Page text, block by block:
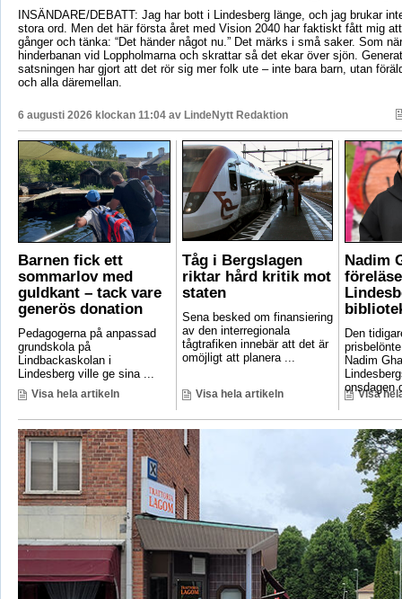
INSÄNDARE/DEBATT: Jag har bott i Lindesberg länge, och jag brukar
stora ord. Men det här första året med Vision 2040 har faktiskt fått mig
gånger och tänka: “Det händer något nu.” Det märks i små saker. Som
hinderbanan vid Loppholmarna och skrattar så det ekar över sjön.
satsningen har gjort att det rör sig mer folk ute – inte bara barn, utan
och alla däremellan.
6 augusti 2026 klockan 11:04 av LindeNytt Redaktion
Barnen fick ett
sommarlov med
guldkant – tack vare
generös donation
Pedagogerna på anpassad
grundskola på
Lindbackaskolan i
Lindesberg ville ge sina ...
Visa hela artikeln
Tåg i Bergslagen
riktar hård kritik mot
staten
Sena besked om finansiering
av den interregionala
tågtrafiken innebär att det är
omöjligt att planera ...
Visa hela artikeln
Nadim
Den
Nadim
onsdagen
Visa